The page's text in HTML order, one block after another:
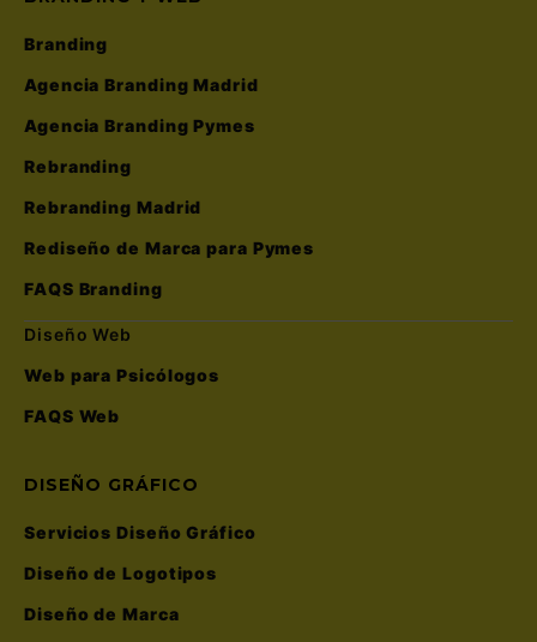
Branding
Agencia Branding Madrid
Agencia Branding Pymes
Rebranding
Rebranding Madrid
Rediseño de Marca para Pymes
FAQS Branding
Diseño Web
Web para Psicólogos
FAQS Web
DISEÑO GRÁFICO
Servicios Diseño Gráfico
Diseño de Logotipos
Diseño de Marca